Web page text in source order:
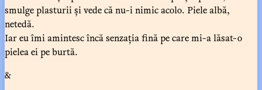
smulge plasturii și vede că nu-i nimic acolo. Piele albă,
netedă.
Iar eu îmi amintesc încă senzația fină pe care mi-a lăsat-o
pielea ei pe burtă.
&